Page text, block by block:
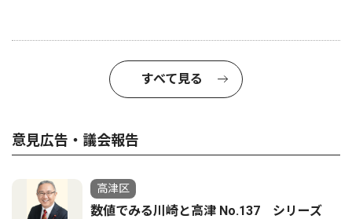
すべて見る
意見広告・議会報告
高津区
数値でみる川崎と高津 No.137 シリーズ